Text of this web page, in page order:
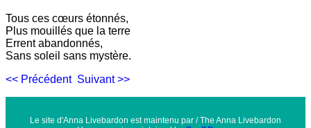
Tous ces cœurs étonnés,
Plus mouillés que la terre
Errent abandonnés,
Sans soleil sans mystère.
<< Précédent Suivant >>
Le site d'Anna Livebardon est maintenu par / The Anna Livebardon